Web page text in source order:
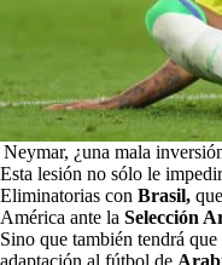
Neymar, ¿una mala
Esta lesión no sólo le
Eliminatorias con Brasil,
América ante la Selección
Sino que también tendrá